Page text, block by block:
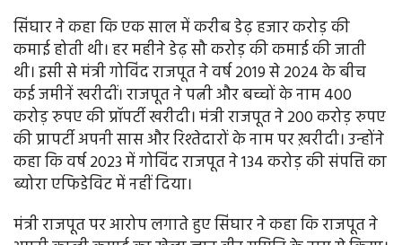
सिंघार ने कहा कि एक साल में करीब डेढ़ हजार करोड़ की
कमाई होती थी। हर महीने डेढ़ सौ करोड़ की कमाई की जाती
थी। इसी से मंत्री गोविंद राजपूत ने वर्ष 2019 से 2024 के बीच
कई जमीनें खरीदीं। राजपूत ने पत्नी और बच्चों के नाम 400
करोड़ रुपए की प्रॉपर्टी खरीदी। मंत्री राजपूत ने 200 करोड़ रुपए
की प्रापर्टी अपनी सास और रिश्तेदारों के नाम पर ख़रीदी। उन्होंने
कहा कि वर्ष 2023 में गोविंद राजपूत ने 134 करोड़ की संपत्ति का
ब्योरा एफिडेविट में नहीं दिया।
मंत्री राजपूत पर आरोप लगाते हुए सिंघार ने कहा कि राजपूत ने